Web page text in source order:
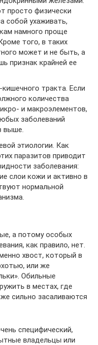
просто физически
собой ухаживать,
намного проще
того, в таких
может и не быть, а
признак крайней ее
тракта. Если
количества
и макроэлементов,
заболеваний
выше.
этиологии. Как
паразитов приводит
заболевания:
слои кожи и активно в
нормальной
а потому особых
как правило, нет.
хвост, который в
или же
Обильные
в местах, где
сильно засаливаются
специфический,
владельцы или